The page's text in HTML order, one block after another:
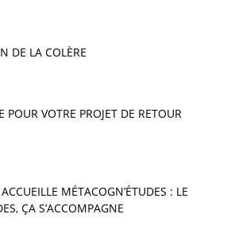
DE LA COLÈRE
POUR VOTRE PROJET DE RETOUR
MÉTACOGN’ÉTUDES : LE
ÇA S’ACCOMPAGNE